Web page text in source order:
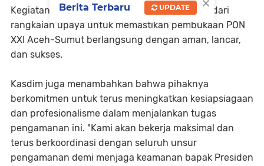
Kegiatan pengamanan ini merupakan bagian dari
rangkaian upaya untuk memastikan pembukaan PON
XXI Aceh-Sumut berlangsung dengan aman, lancar,
dan sukses.
Kasdim juga menambahkan bahwa pihaknya
berkomitmen untuk terus meningkatkan kesiapsiagaan
dan profesionalisme dalam menjalankan tugas
pengamanan ini. "Kami akan bekerja maksimal dan
terus berkoordinasi dengan seluruh unsur
pengamanan demi menjaga keamanan bapak Presiden
Berita Terbaru UPDATE